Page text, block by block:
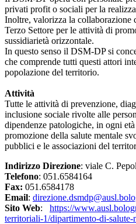
privati profit o sociali per la
Inoltre, valorizza la collaborazione
Terzo Settore per le attività di
sussidiarietà orizzontale.
In questo senso il DSM-DP si
che comprende tutti questi attori
popolazione del territorio.
Attività
Tutte le attività di prevenzione,
inclusione sociale rivolte alle
dipendenze patologiche, in ogni
promozione della salute mentale
pubblici e le associazioni del
Indirizzo Direzione: viale C.
Telefono: 051.6584164
Fax: 051.6584178
Email:
Sito Web: https://
territoriali-1/dipartimento-di-salute-